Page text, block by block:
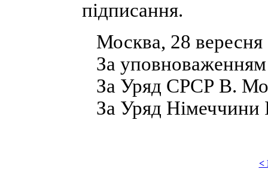
підписання.
Москва, 28 вересня
За уповноваженням
За Уряд СРСР В.
За Уряд Німеччини
<